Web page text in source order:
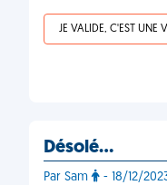
JE VALIDE, C'EST UNE
Désolé…
Par Sam - 18/12/